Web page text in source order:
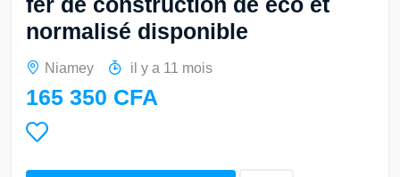
normalisé disponible
Niamey il y a 11 mois
165 350 CFA